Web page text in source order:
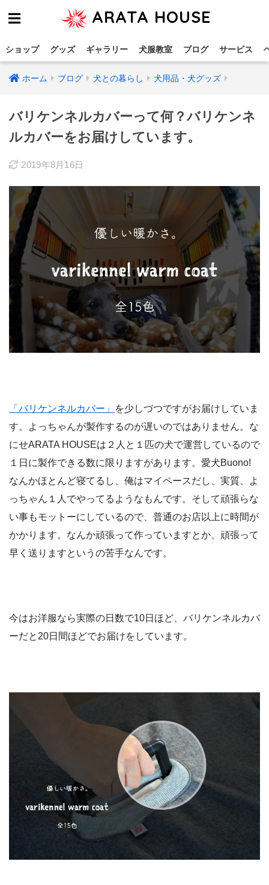
ARATA HOUSE
ショップ グッズ ギャラリー 犬服教室 ブログ サービス
ホーム ブログ 犬との暮らし 犬用品・犬グッズ
バリケンネルカバーって何？バリケンネ
ルカバーをお届けしています。
2019年8月16日
「バリケンネルカバー」
を少しづつですがお届けしていま
す。よっちゃんが製作するのが遅いのではありません。な
にせARATA HOUSEは２人と１匹の犬で運営しているので
１日に製作できる数に限りますがあります。愛犬Buono!
なんかほとんど寝てるし、俺はマイペースだし、実質、よ
っちゃん１人でやってるようなもんです。そして頑張らな
い事もモットーにしているので、普通のお店以上に時間が
かかります。なんか頑張って作っていますとか、頑張って
早く送りますというの苦手なんです。
今はお洋服なら実際の日数で10日ほど、バリケンネルカバ
ーだと20日間ほどでお届けをしています。